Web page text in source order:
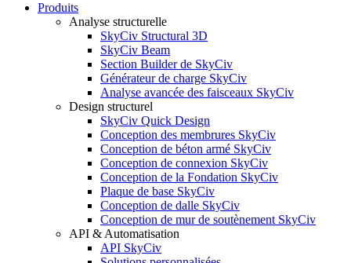
Produits
Analyse structurelle
SkyCiv Structural 3D
SkyCiv Beam
Section Builder de SkyCiv
Générateur de charge SkyCiv
Analyse avancée des faisceaux SkyCiv
Design structurel
SkyCiv Quick Design
Conception des membrures SkyCiv
Conception de béton armé SkyCiv
Conception de connexion SkyCiv
Conception de la Fondation SkyCiv
Plaque de base SkyCiv
Conception de dalle SkyCiv
Conception de mur de soutènement SkyCiv
API & Automatisation
API SkyCiv